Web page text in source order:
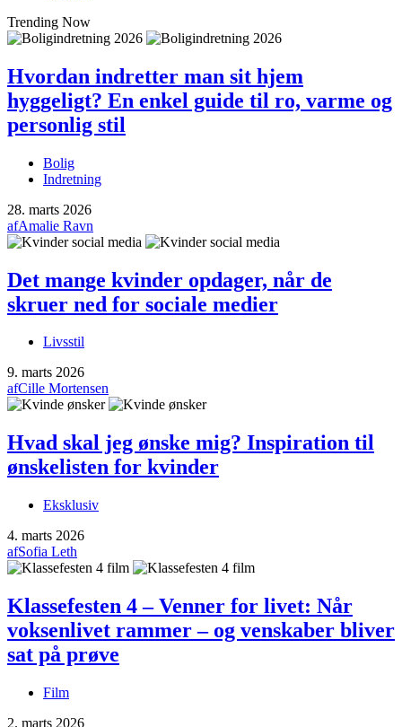
Trending Now
Hvordan indretter man sit hjem
hyggeligt? En enkel guide til ro, varme og
personlig stil
Bolig
Indretning
28. marts 2026
afAmalie Ravn
Det mange kvinder opdager, når de
skruer ned for sociale medier
Livsstil
9. marts 2026
afCille Mortensen
Hvad skal jeg ønske mig? Inspiration til
ønskelisten for kvinder
Eksklusiv
4. marts 2026
afSofia Leth
Klassefesten 4 – Venner for livet: Når
voksenlivet rammer – og venskaber bliver
sat på prøve
Film
2. marts 2026